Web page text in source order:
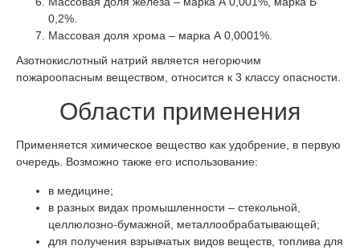
0,2%.
Массовая доля хрома – марка А 0,0001%.
Азотнокислотный натрий является негорючим
пожароопасным веществом, относится к 3 классу опасности.
Области применения
Применяется химическое вещество как удобрение, в первую
очередь. Возможно также его использование:
в медицине;
в разных видах промышленности – стекольной,
целлюлозно-бумажной, металлообрабатывающей;
для получения взрывчатых видов веществ, топлива для